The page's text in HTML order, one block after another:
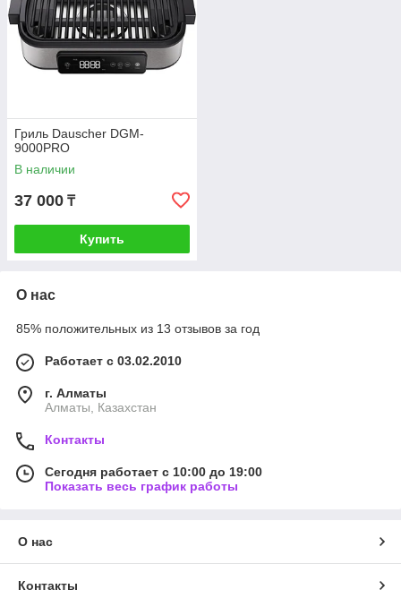
Гриль Dauscher DGM-
9000PRO
В наличии
37 000 ₸
Купить
О нас
85% положительных из 13 отзывов за год
Работает с 03.02.2010
г. Алматы
Алматы, Казахстан
Контакты
Сегодня работает с 10:00 до 19:00
Показать весь график работы
О нас
Контакты